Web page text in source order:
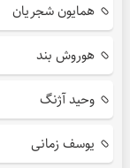
همایون شجریان
هوروش بند
وحید آژنگ
یوسف زمانی